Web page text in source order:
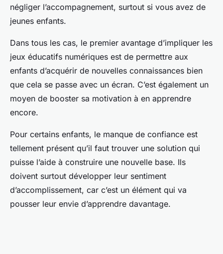
négliger l’accompagnement, surtout si vous avez de
jeunes enfants.
Dans tous les cas, le premier avantage d’impliquer les
jeux éducatifs numériques est de permettre aux
enfants d’acquérir de nouvelles connaissances bien
que cela se passe avec un écran. C’est également un
moyen de booster sa motivation à en apprendre
encore.
Pour certains enfants, le manque de confiance est
tellement présent qu’il faut trouver une solution qui
puisse l’aide à construire une nouvelle base. Ils
doivent surtout développer leur sentiment
d’accomplissement, car c’est un élément qui va
pousser leur envie d’apprendre davantage.